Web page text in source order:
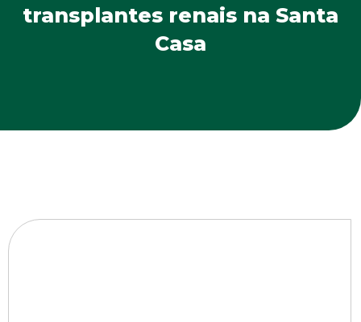
transplantes renais na Santa
Casa